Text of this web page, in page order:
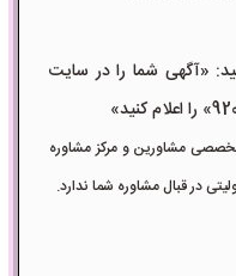
«آگهی شما را در سایت
مشاورین و مرکز مشاوره
در قبال مشاوره شما ندارد.